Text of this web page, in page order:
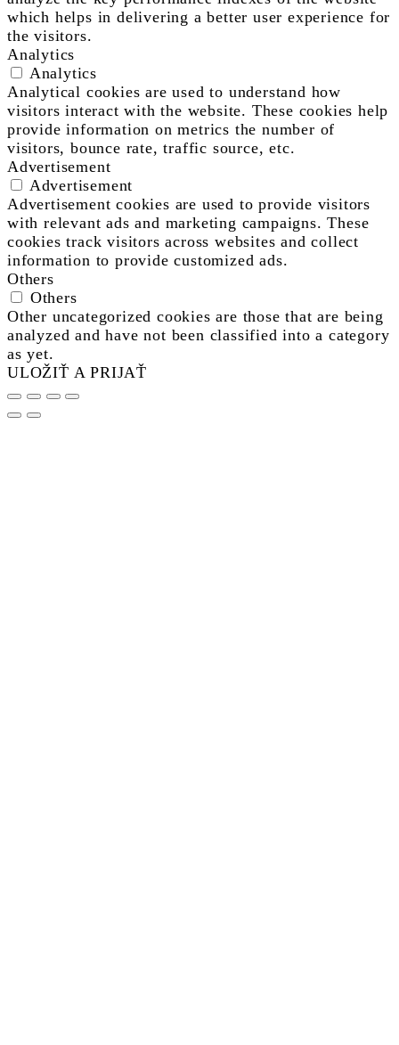
which helps in delivering a better user experience for
the visitors.
Analytics
Analytics
Analytical cookies are used to understand how
visitors interact with the website. These cookies help
provide information on metrics the number of
visitors, bounce rate, traffic source, etc.
Advertisement
Advertisement
Advertisement cookies are used to provide visitors
with relevant ads and marketing campaigns. These
cookies track visitors across websites and collect
information to provide customized ads.
Others
Others
Other uncategorized cookies are those that are being
analyzed and have not been classified into a category
as yet.
ULOŽIŤ A PRIJAŤ